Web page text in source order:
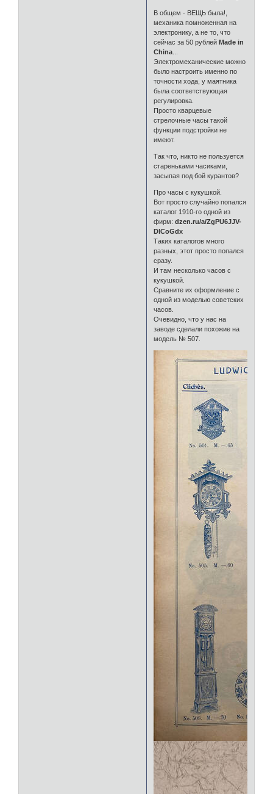
В общем - ВЕЩЬ была!,
механика помноженная на
электронику, а не то, что
сейчас за 50 рублей Made in
China...
Электромеханические можно
было настроить именно по
точности хода, у маятника
была соответствующая
регулировка.
Просто кварцевые
стрелочные часы такой
функции подстройки не
имеют.
Так что, никто не пользуется
стареньками часиками,
засыпая под бой курантов?
Про часы с кукушкой.
Вот просто случайно попался
каталог 1910-го одной из
фирм:dzen.ru/a/ZgPU6JJV-
DlCoGdx
Таких каталогов много
разных, этот просто попался
сразу.
И там несколько часов с
кукушкой.
Сравните их оформление с
одной из моделью советских
часов.
Очевидно, что у нас на
заводе сделали похожие на
модель № 507.